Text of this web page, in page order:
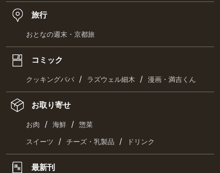
旅行
おとなの週末・京都旅
コミック
クッキングパパ / ラズウェル細木 / 漫画・満吉くん
お取り寄せ
お肉 / 海鮮 / 惣菜
スイーツ / チーズ・乳製品 / ドリンク
最新刊